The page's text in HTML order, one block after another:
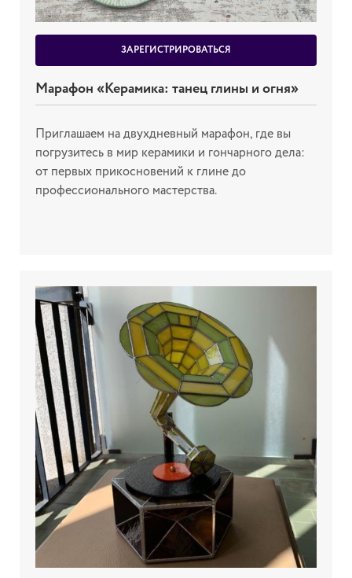
ЗАРЕГИСТРИРОВАТЬСЯ
Марафон «Керамика: танец глины и огня»
Приглашаем на двухдневный марафон, где вы
погрузитесь в мир керамики и гончарного дела:
от первых прикосновений к глине до
профессионального мастерства.